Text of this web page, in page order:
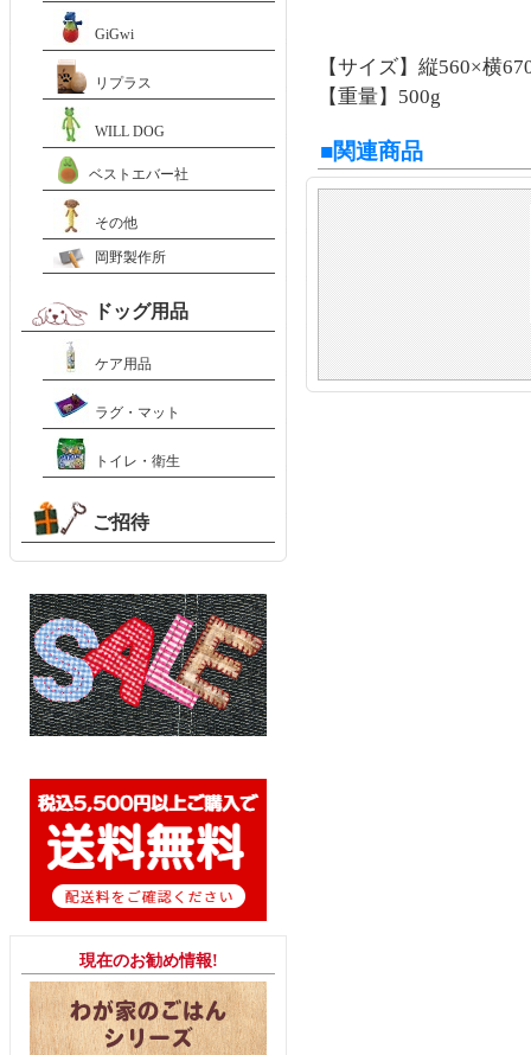
【サイズ】縦560×横
【重量】500g
■関連商品
GiGwi
リプラス
WILL DOG
ベストエバー社
その他
岡野製作所
ドッグ用品
ケア用品
ラグ・マット
トイレ・衛生
ご招待
現在のお勧め情報!